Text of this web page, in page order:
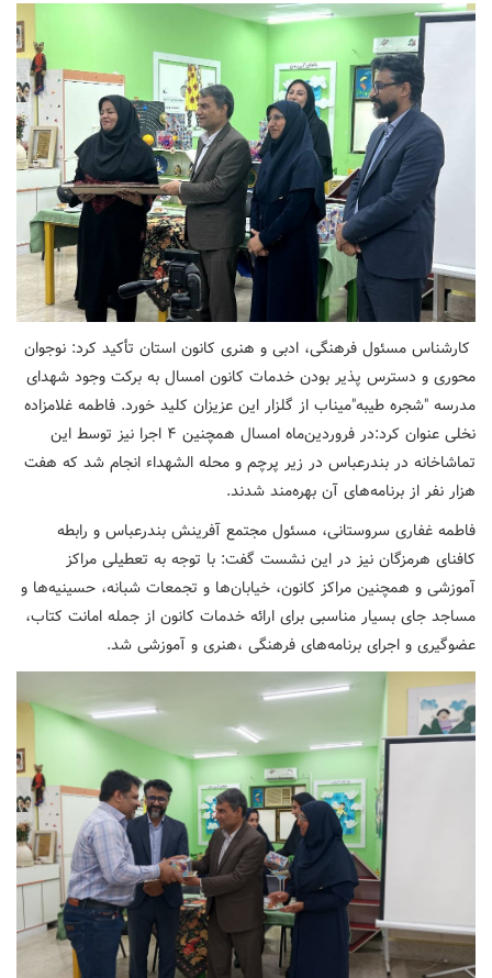
کارشناس مسئول فرهنگی، ادبی و هنری کانون استان تأکید کرد: نوجوان
محوری و دسترس پذیر بودن خدمات کانون امسال به برکت وجود شهدای
مدرسه "شجره طیبه"میناب از گلزار این عزیزان کلید خورد. فاطمه غلامزاده
نخلی عنوان کرد:در فروردین‌ماه امسال همچنین ۴ اجرا نیز توسط این
تماشاخانه در بندرعباس در زیر پرچم و محله الشهداء انجام شد که هفت
هزار نفر از برنامه‌های آن بهره‌مند شدند.
فاطمه غفاری سروستانی، مسئول مجتمع آفرینش بندرعباس و رابطه
کافنای هرمزگان نیز در این نشست گفت: با توجه به تعطیلی مراکز
آموزشی و همچنین مراکز کانون، خیابان‌ها و تجمعات شبانه، حسینیه‌ها و
مساجد جای بسیار مناسبی برای ارائه خدمات کانون از جمله امانت کتاب،
عضوگیری و اجرای برنامه‌های فرهنگی ،هنری و آموزشی شد.